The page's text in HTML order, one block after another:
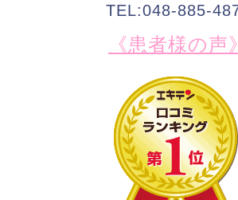
TEL:048-885-
《患者様の声》